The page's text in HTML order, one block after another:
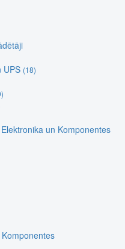
UPS (18)
Elektronika un Komponentes